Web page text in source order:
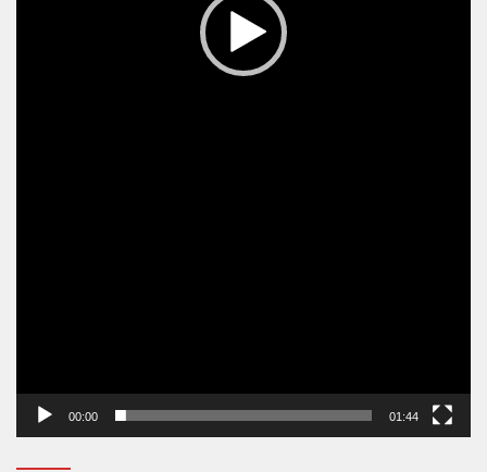
00:00 01:44